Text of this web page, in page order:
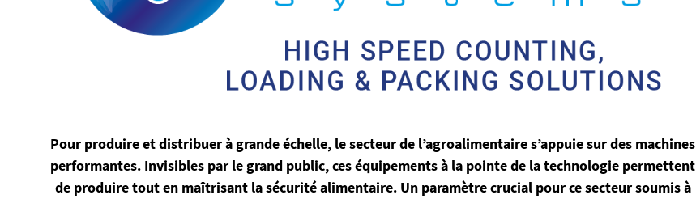
Pour produire et distribuer à grande échelle, le secteur de l’agroalimentaire s’appuie sur des machines
performantes. Invisibles par le grand public, ces équipements à la pointe de la technologie permettent
de produire tout en maîtrisant la sécurité alimentaire. Un paramètre crucial pour ce secteur soumis à